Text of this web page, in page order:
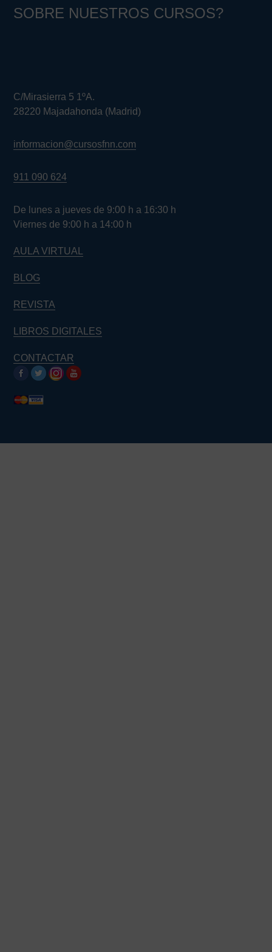
SOBRE NUESTROS CURSOS?
C/Mirasierra 5 1ºA.
28220 Majadahonda (Madrid)
informacion@cursosfnn.com
911 090 624
De lunes a jueves de 9:00 h a 16:30 h
Viernes de 9:00 h a 14:00 h
AULA VIRTUAL
BLOG
REVISTA
LIBROS DIGITALES
CONTACTAR